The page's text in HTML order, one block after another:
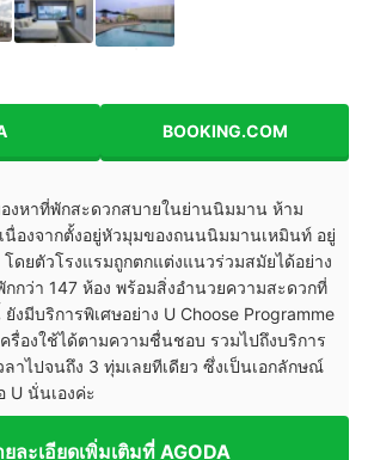
BOOKING.COM
งหาที่พักสะดวกสบายในย่านนิมมาน ห้าม
นื่องจากตั้งอยู่หัวมุมของถนนนิมมานเหมินท์ อยู่
ดยตัวโรงแรมถูกตกแต่งแนวร่วมสมัยได้อย่าง
กว่า 147 ห้อง พร้อมสิ่งอำนวยความสะดวกที่
งมีบริการพิเศษอย่าง U Choose Programme
รื่องใช้ได้ตามความชื่นชอบ รวมไปถึงบริการ
ลาไปจนถึง 3 ทุ่มเลยทีเดียว ซึ่งเป็นเอกลักษณ์
U นั่นเองค่ะ
ยละเอียดเพิ่มเติมที่ AGODA